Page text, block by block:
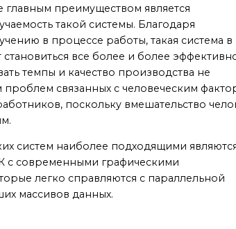
главным преимуществом является
такой системы. Благодаря
в процессе работы, такая система в
все более и более
темпы и качество производства не
проблем связанных с человеческим
поскольку вмешательство
систем наиболее подходящими
современными графическими
легко справляются с параллельной
массивов данных.